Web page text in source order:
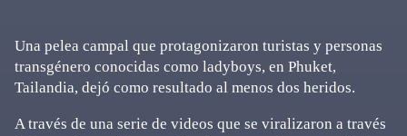
Una pelea campal que protagonizaron turistas y personas
transgénero conocidas como ladyboys, en Phuket,
Tailandia, dejó como resultado al menos dos heridos.
A través de una serie de videos que se viralizaron a través